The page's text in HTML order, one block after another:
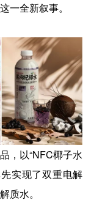
一全新叙事。
，以“NFC椰子水
实现了双重电解
质水。